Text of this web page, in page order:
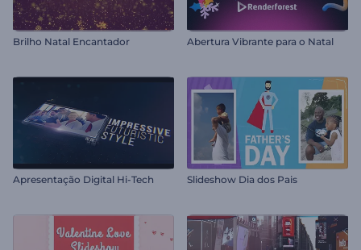
Brilho Natal Encantador Abertura Vibrante para o Natal
Apresentação Digital Hi-Tech Slideshow Dia dos Pais